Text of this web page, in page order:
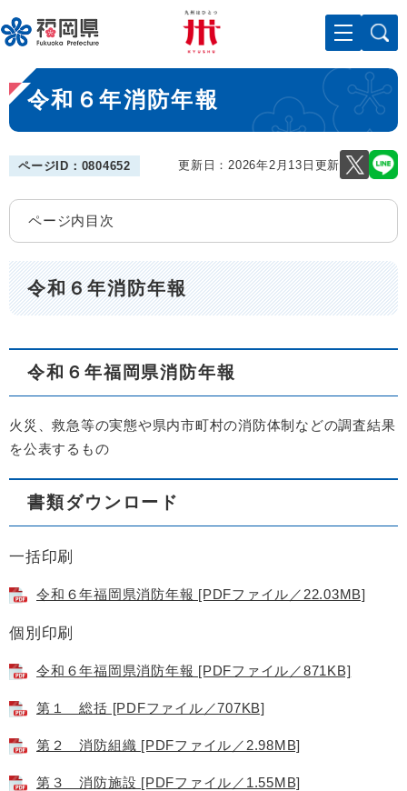
ー
ジ
先
頭
で
メニューを飛ばして本文へ
本
文
令和６年消防年報
ページID：0804652 更新日：2026年2月13日更新
ページ内目次
令和６年消防年報
令和６年福岡県消防年報
火災、救急等の実態や県内市町村の消防体制などの調査結果
を公表するもの
書類ダウンロード
一括印刷
令和６年福岡県消防年報 [PDFファイル／22.03MB]
個別印刷
令和６年福岡県消防年報 [PDFファイル／871KB]
第１ 総括 [PDFファイル／707KB]
第２ 消防組織 [PDFファイル／2.98MB]
第３ 消防施設 [PDFファイル／1.55MB]